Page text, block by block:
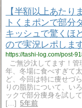
【半額以上あたり
トくまポンで部分
キッシュで驚くほ
ので実況レポしま
https://tashi-log.com/post-
ご無沙汰してます！
年、冬場に食べすぎて
ど、今回は特に痩せづ
りの脂肪について、い
ックで部分痩身を試し
[…]
5年前